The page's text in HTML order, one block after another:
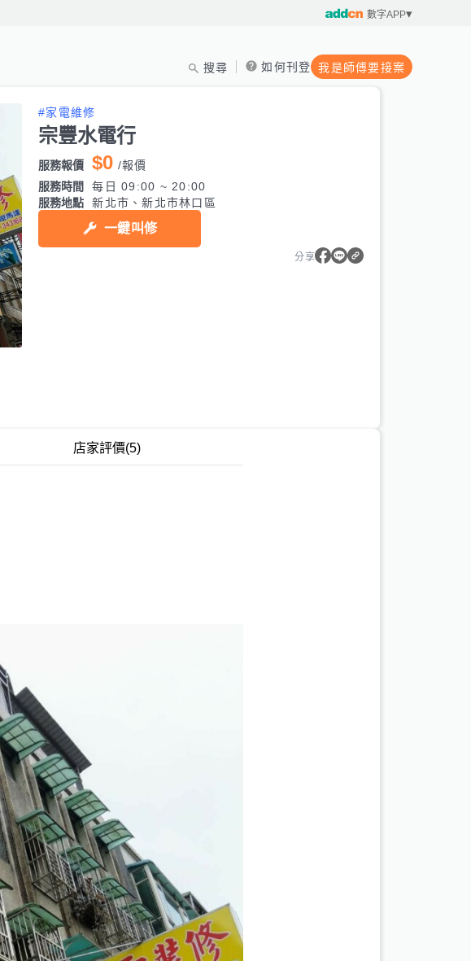
數字APP
搜尋 如何刊登 我是師傅要接案
#家電維修
宗豐水電行
服務報價 $0 /報價
服務時間
每日 09:00 ~ 20:00
服務地點
新北市、新北市林口區
一鍵叫修
分享
店家評價(5)